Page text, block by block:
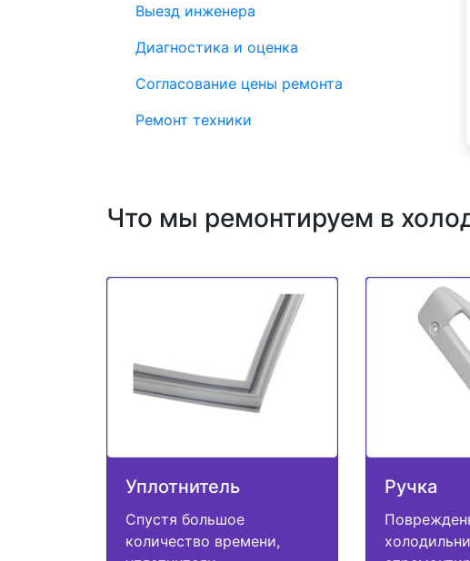
Выезд инженера
Диагностика и оценка
Согласование цены ремонта
Ремонт техники
Что мы ремонтируем в
Уплотнитель
Спустя большое
количество времени,
Ручка